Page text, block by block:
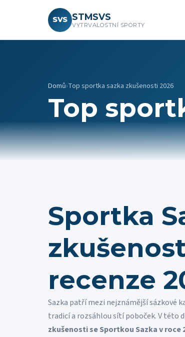
SVS STMSVS
VYTRVALOSTNÍ SPORTY
Domů›Top sportka sazka zkušenosti 2026
Top
Sportka
recenze
Sazka patří mezi nejznámější sázkové
tradicí a rozsáhlou sítí poboček. V této
zkušenosti se Sportkou Sazka v roce